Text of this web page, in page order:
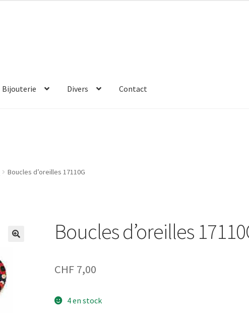
Bijouterie Divers Contact
Boucles d’oreilles 17110G
Boucles d’oreilles
CHF 7,00
4 en stock